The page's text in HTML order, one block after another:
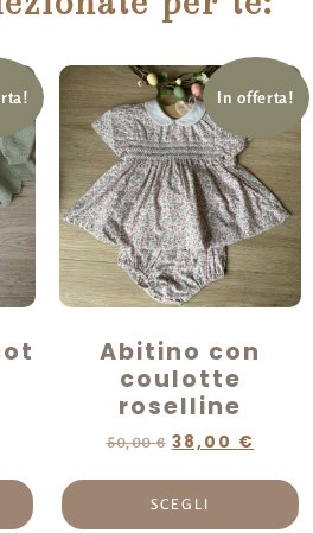
In offerta!
Abitino con
coulotte
roselline
50,00€ 38,00 €
SCEGLI